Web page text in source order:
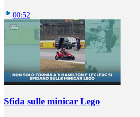
00:52
Sfida sulle minicar Lego